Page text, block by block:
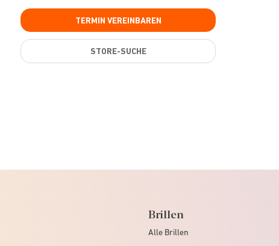
TERMIN VEREINBAREN
STORE-SUCHE
Brillen
Alle Brillen